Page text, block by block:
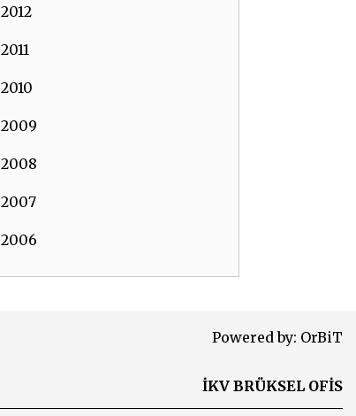
2012
2011
2010
2009
2008
2007
2006
Powered by: OrBiT
İKV BRÜKSEL OFİS